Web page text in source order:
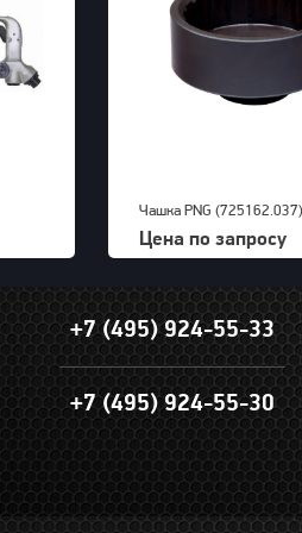
Чашка PNG (725162.037)
Цена по запросу
+7 (495) 924-55-33
+7 (495) 924-55-30